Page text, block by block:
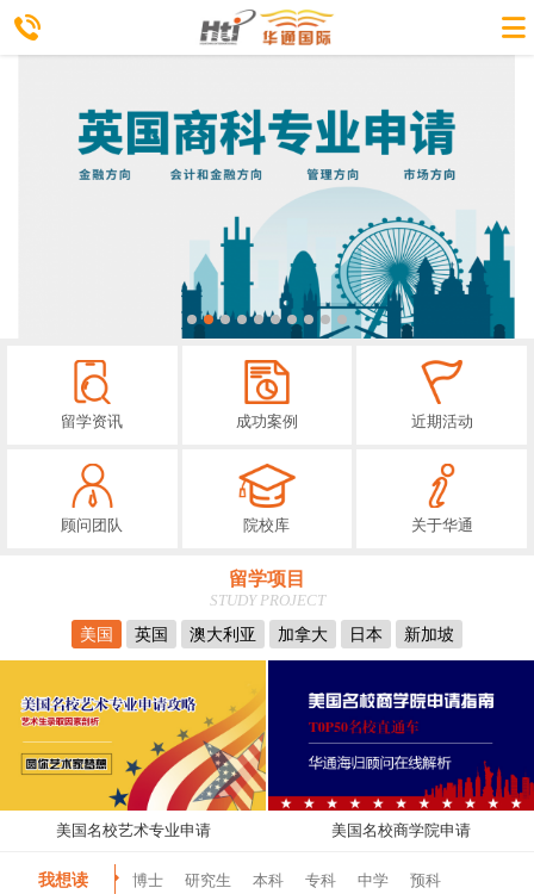
留学资讯 成功案例 近期活动
顾问团队 院校库 关于华通
留学项目
STUDY PROJECT
美国
英国 澳大利亚 加拿大 日本 新加坡
美国名校艺术专业申请 美国名校商学院申请
我想读 博士 研究生 本科 专科 中学 预科